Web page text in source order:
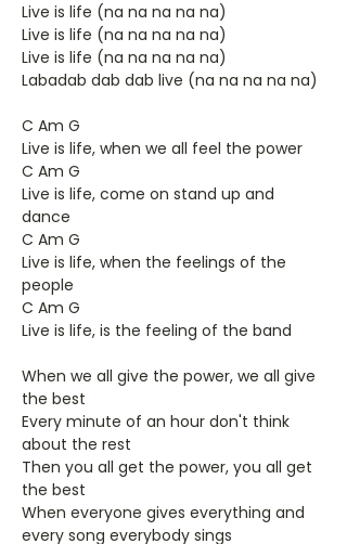
Live is life (na na na na na)
Live is life (na na na na na)
Live is life (na na na na na)
Labadab dab dab live (na na na na na)
C Am G
Live is life, when we all feel the power
C Am G
Live is life, come on stand up and
dance
C Am G
Live is life, when the feelings of the
people
C Am G
Live is life, is the feeling of the band
When we all give the power, we all give
the best
Every minute of an hour don't think
about the rest
Then you all get the power, you all get
the best
When everyone gives everything and
every song everybody sings